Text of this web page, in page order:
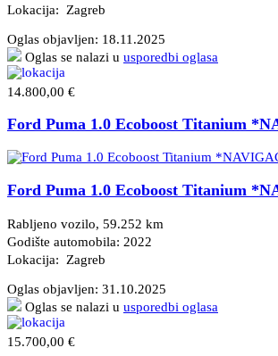
Lokacija: Zagreb
Oglas objavljen: 18.11.2025
Oglas se nalazi u usporedbi oglasa
14.800,00 €
Ford Puma 1.0 Ecoboost Titanium
Ford Puma 1.0 Ecoboost Titanium
Rabljeno vozilo, 59.252 km
Godište automobila: 2022
Lokacija: Zagreb
Oglas objavljen: 31.10.2025
Oglas se nalazi u usporedbi oglasa
15.700,00 €